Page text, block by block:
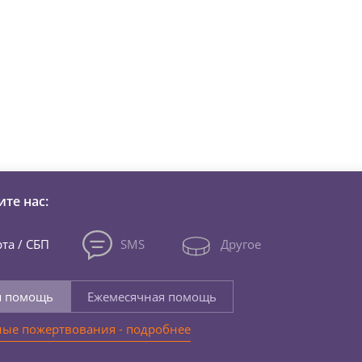
нас:
/ СБП SMS Другое
помощь
Ежемесячная помощь
пожертвования - подробнее